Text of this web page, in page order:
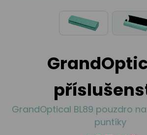
značek
GrandOptical BL89 pouzdro
puntíky